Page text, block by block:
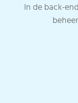
In de back-